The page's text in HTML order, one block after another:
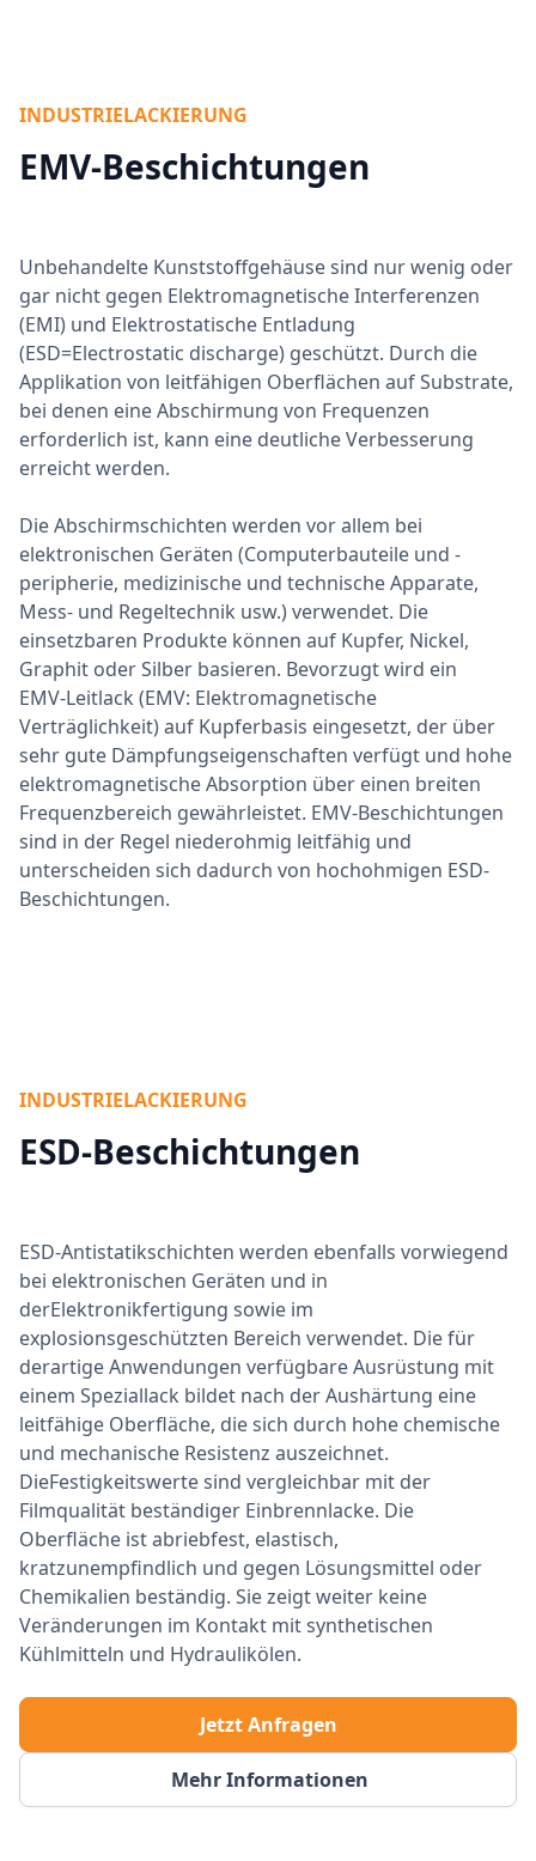
INDUSTRIELACKIERUNG
EMV-Beschichtungen
Unbehandelte Kunststoffgehäuse sind nur wenig oder
gar nicht gegen Elektromagnetische Interferenzen
(EMI) und Elektrostatische Entladung
(ESD=Electrostatic discharge) geschützt. Durch die
Applikation von leitfähigen Oberflächen auf Substrate,
bei denen eine Abschirmung von Frequenzen
erforderlich ist, kann eine deutliche Verbesserung
erreicht werden.
Die Abschirmschichten werden vor allem bei
elektronischen Geräten (Computerbauteile und -
peripherie, medizinische und technische Apparate,
Mess- und Regeltechnik usw.) verwendet. Die
einsetzbaren Produkte können auf Kupfer, Nickel,
Graphit oder Silber basieren. Bevorzugt wird ein
EMV-Leitlack (EMV: Elektromagnetische
Verträglichkeit) auf Kupferbasis eingesetzt, der über
sehr gute Dämpfungseigenschaften verfügt und hohe
elektromagnetische Absorption über einen breiten
Frequenzbereich gewährleistet. EMV-Beschichtungen
sind in der Regel niederohmig leitfähig und
unterscheiden sich dadurch von hochohmigen ESD-
Beschichtungen.
INDUSTRIELACKIERUNG
ESD-Beschichtungen
ESD-Antistatikschichten werden ebenfalls vorwiegend
bei elektronischen Geräten und in
derElektronikfertigung sowie im
explosionsgeschützten Bereich verwendet. Die für
derartige Anwendungen verfügbare Ausrüstung mit
einem Speziallack bildet nach der Aushärtung eine
leitfähige Oberfläche, die sich durch hohe chemische
und mechanische Resistenz auszeichnet.
DieFestigkeitswerte sind vergleichbar mit der
Filmqualität beständiger Einbrennlacke. Die
Oberfläche ist abriebfest, elastisch,
kratzunempfindlich und gegen Lösungsmittel oder
Chemikalien beständig. Sie zeigt weiter keine
Veränderungen im Kontakt mit synthetischen
Kühlmitteln und Hydraulikölen.
Mehr Informationen
Jetzt Anfragen